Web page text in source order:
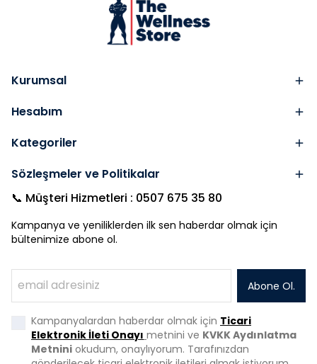
Kurumsal
Hesabım
Kategoriler
Sözleşmeler ve Politikalar
📞 Müşteri Hizmetleri : 0507 675 35 80
Kampanya ve yeniliklerden ilk sen haberdar olmak için
bültenimize abone ol.
Abone Ol.
Kampanyalardan haberdar olmak için Ticari
Elektronik İleti Onayı metnini ve KVKK Aydınlatma
Metnini okudum, onaylıyorum. Tarafınızdan